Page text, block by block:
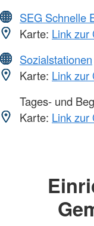
SEG Schnelle
Karte: Link zur
Sozialstationen
Karte: Link zur
Tages- und
Karte: Link zur